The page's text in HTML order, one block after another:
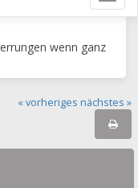
wenn ganz
« vorheriges nächstes »